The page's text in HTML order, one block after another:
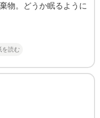
物。どうか眠るように
を読む